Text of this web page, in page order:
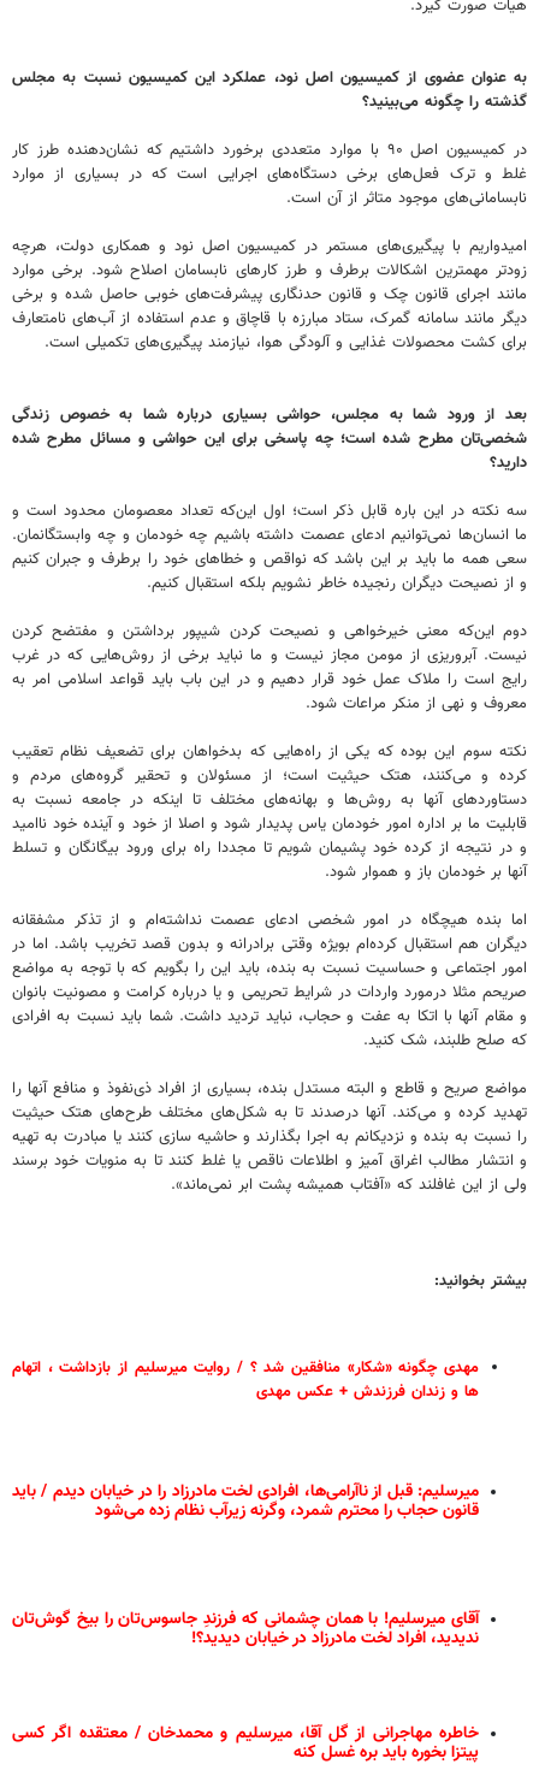
هیات صورت گیرد.
به عنوان عضوی از کمیسیون اصل نود، عملکرد این کمیسیون نسبت به مجلس
گذشته را چگونه می‌بینید؟
در کمیسیون اصل ۹۰ با موارد متعددی برخورد داشتیم که نشان‌دهنده طرز کار
غلط و ترک فعل‌های برخی دستگاه‌های اجرایی است که در بسیاری از موارد
نابسامانی‌های موجود متاثر از آن است.
امیدواریم با پیگیری‌های مستمر در کمیسیون اصل نود و همکاری دولت، هرچه
زودتر مهمترین اشکالات برطرف و طرز کارهای نابسامان اصلاح شود. برخی موارد
مانند اجرای قانون چک و قانون حدنگاری پیشرفت‌های خوبی حاصل شده و برخی
دیگر مانند سامانه گمرک، ستاد مبارزه با قاچاق و عدم استفاده از آب‌های نامتعارف
برای کشت محصولات غذایی و آلودگی هوا، نیازمند پیگیری‌های تکمیلی است.
بعد از ورود شما به مجلس،‌ حواشی بسیاری درباره شما به خصوص زندگی
شخصی‌تان مطرح شده است؛ چه پاسخی برای این حواشی و مسائل مطرح شده
دارید؟
سه نکته در این باره قابل ذکر است؛ اول این‌که تعداد معصومان محدود است و
ما انسان‌ها نمی‌توانیم ادعای عصمت داشته باشیم چه خودمان و چه وابستگانمان.
سعی همه ما باید بر این باشد که نواقص و خطاهای خود را برطرف و جبران کنیم
و از نصیحت دیگران رنجیده خاطر نشویم بلکه استقبال کنیم.
دوم این‌که معنی خیرخواهی و نصیحت کردن شیپور برداشتن و مفتضح کردن
نیست. آبروریزی از مومن مجاز نیست و ما نباید برخی از روش‌هایی که در غرب
رایج است را ملاک عمل خود قرار دهیم و در این باب باید قواعد اسلامی امر به
معروف و نهی از منکر مراعات شود.
نکته سوم این بوده که یکی از راه‌هایی که بدخواهان برای تضعیف نظام تعقیب
کرده و می‌کنند، هتک حیثیت است؛ از مسئولان و تحقیر گروه‌های مردم و
دستاوردهای آنها به روش‌ها و بهانه‌های مختلف تا اینکه در جامعه نسبت به
قابلیت ما بر اداره امور خودمان یاس پدیدار شود و اصلا از خود و آینده خود ناامید
و در نتیجه از کرده خود پشیمان شویم تا مجددا راه برای ورود بیگانگان و تسلط
آنها بر خودمان باز و هموار شود.
اما بنده هیچگاه در امور شخصی ادعای عصمت نداشته‌ام و از تذکر مشفقانه
دیگران هم استقبال کرده‌ام بویژه وقتی برادرانه و بدون قصد تخریب باشد. اما در
امور اجتماعی و حساسیت نسبت به بنده، ‌باید این را بگویم که با توجه به مواضع
صریحم مثلا درمورد واردات در شرایط تحریمی و یا درباره کرامت و مصونیت بانوان
و مقام آنها با اتکا به عفت و حجاب، نباید تردید داشت. شما باید نسبت به افرادی
که صلح طلبند،‌ شک کنید.
مواضع صریح و قاطع و البته مستدل بنده، بسیاری از افراد ذی‌نفوذ و منافع آنها را
تهدید کرده و می‌کند. آنها درصدند تا به شکل‌های مختلف طرح‌های هتک حیثیت
را نسبت به بنده و نزدیکانم به اجرا بگذارند و حاشیه سازی کنند یا مبادرت به تهیه
و انتشار مطالب اغراق آمیز و اطلاعات ناقص یا غلط کنند تا به منویات خود برسند
ولی از این غافلند که «آفتاب همیشه پشت ابر نمی‌ماند».
بیشتر بخوانید:
مهدی چگونه «شکار» منافقین شد ؟ / روایت میرسلیم از بازداشت ، اتهام
ها و زندان فرزندش + عکس مهدی
میرسلیم: قبل از ناآرامی‌ها، افرادی لخت مادرزاد را در خیابان دیدم / باید
قانون حجاب را محترم شمرد، وگرنه زیرآب نظام زده می‌شود
آقای میرسلیم! با همان چشمانی که فرزندِ جاسوس‌تان را بیخ گوش‌تان
ندیدید، افراد لخت مادرزاد در خیابان دیدید؟!
خاطره مهاجرانی از گل آقا، میرسلیم و محمدخان / معتقده اگر کسی
پیتزا بخوره باید بره غسل کنه